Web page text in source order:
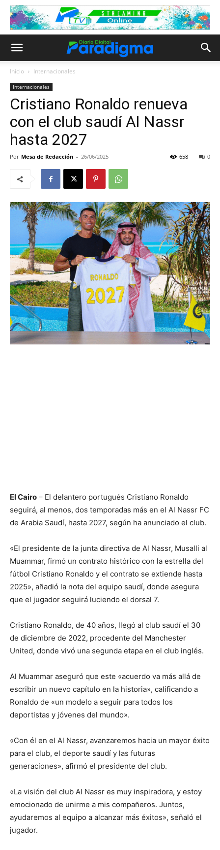
Inicio Internacionales
Internacionales
Cristiano Ronaldo renueva
con el club saudí Al Nassr
hasta 2027
Por Mesa de Redacción - 26/06/2025 0
658
El Cairo – El delantero portugués Cristiano Ronaldo
seguirá, al menos, dos temporadas más en el Al Nassr FC
de Arabia Saudí, hasta 2027, según ha anunciado el club.
«El presidente de la junta directiva de Al Nassr, Musalli al
Muammar, firmó un contrato histórico con la estrella del
fútbol Cristiano Ronaldo y el contrato se extiende hasta
2025», añadió la nota del equipo saudí, donde asegura
que el jugador seguirá luciendo el dorsal 7.
Cristiano Ronaldo, de 40 años, llegó al club saudí el 30
de diciembre de 2022, procedente del Manchester
United, donde vivó una segunda etapa en el club inglés.
Al Muammar aseguró que este «acuerdo va más allá de
escribir un nuevo capítulo en la historia», calificando a
Ronaldo de «un modelo a seguir para todos los
deportistas y jóvenes del mundo».
«Con él en el Al Nassr, avanzaremos hacia un mayor éxito
para el club, el deporte saudí y las futuras
generaciones», afirmó el presidente del club.
«La visión del club Al Nassr es muy inspiradora, y estoy
emocionado de unirme a mis compañeros. Juntos,
ayudaremos al equipo a alcanzar más éxitos», señaló el
jugador.